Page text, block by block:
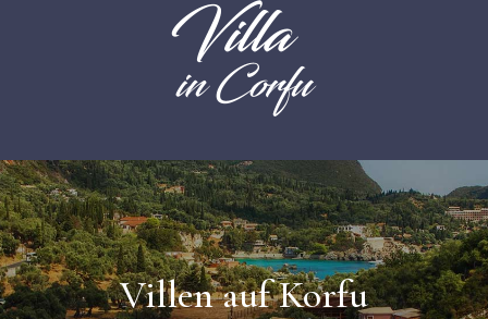
Villen auf Korfu